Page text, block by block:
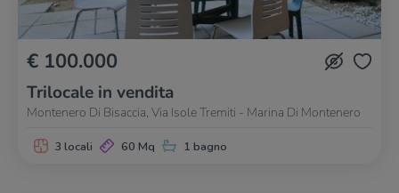
€ 100.000
Trilocale in vendita
Montenero Di Bisaccia, Via Isole Tremiti - Marina Di Montenero
3 locali 60 Mq 1 bagno